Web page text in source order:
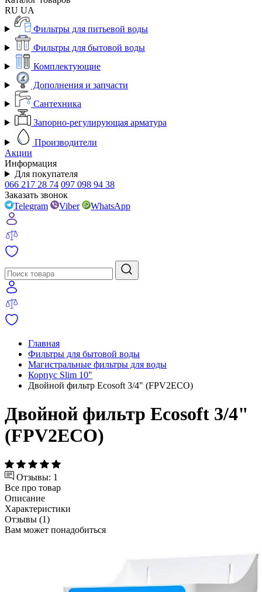
RU UA
Фильтры для питьевой воды
Фильтры для бытовой воды
Комплектующие
Дополнения и запчасти
Сантехника
Запорно-регулирующая арматура
Производители
Акции
Информация
Для покупателя
066 217 28 74 097 098 94 38
Заказать звонок
Telegram
Viber WhatsApp
Главная
Фильтры для бытовой воды
Магистральные фильтры для воды
Корпус Slim 10"
Двойной фильтр Ecosoft 3/4" (FPV2ECO)
Двойной фильтр Ecosoft 3/4"
(FPV2ECO)
Отзывы: 1
Все про товар
Описание
Характеристики
Отзывы (1)
Вам может понадобиться